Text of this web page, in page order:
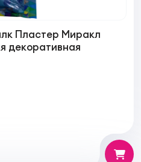
Пластер Миракл
декоративная